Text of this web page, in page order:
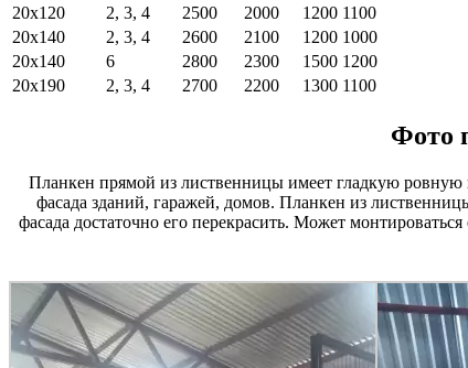
20х120
2, 3, 4 2500 2000 1200 1100
20х140
2, 3, 4 2600 2100 1200 1000
20х140
6 2800 2300 1500 1200
20х190
2, 3, 4 2700 2200 1300 1100
Фото
Планкен прямой из лиственницы имеет гладкую ровную
фасада зданий, гаражей, домов. Планкен из
фасада достаточно его перекрасить. Может